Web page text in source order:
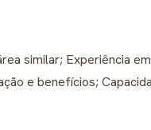
similar; Experiência
e benefícios;